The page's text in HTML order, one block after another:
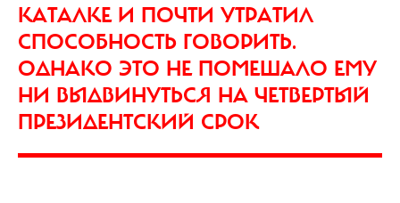
КАТАЛКЕ И ПОЧТИ УТРАТИЛ
СПОСОБНОСТЬ ГОВОРИТЬ.
ОДНАКО ЭТО НЕ ПОМЕШАЛО ЕМУ
НИ ВЫДВИНУТЬСЯ НА ЧЕТВЕРТЫЙ
ПРЕЗИДЕНТСКИЙ СРОК